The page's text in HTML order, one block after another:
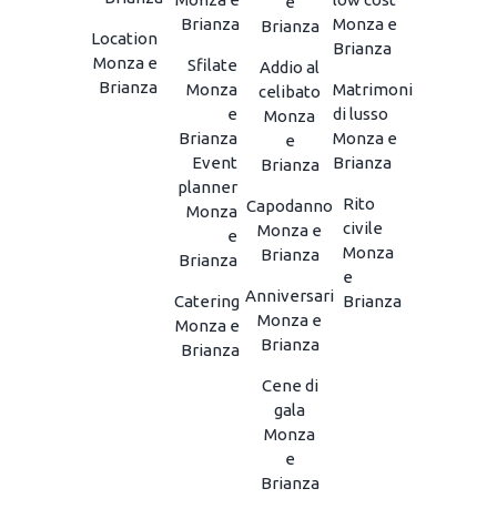
Location
Monza e
Brianza
Brianza
Sfilate
Monza
e
Brianza
Event
planner
Monza
e
Brianza
Catering
Monza e
Brianza
Brianza
Addio al
celibato
Monza
e
Brianza
Capodanno
Monza e
Brianza
Anniversari
Monza e
Brianza
Cene di
gala
Monza
e
Brianza
Monza e
Brianza
Matrimoni
di lusso
Monza e
Brianza
Rito
civile
Monza
e
Brianza